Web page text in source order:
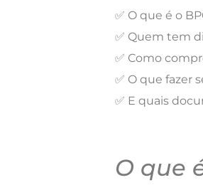
✅ O que é o
✅ Quem tem
✅ Como
✅ O que fazer
✅ E quais
O que